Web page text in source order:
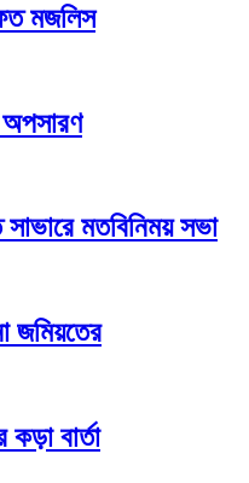
মজলিস
অপসারণ
মতবিনিময় সভা
জমিয়তের
বার্তা